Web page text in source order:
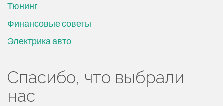
Тюнинг
Финансовые советы
Электрика авто
Спасибо, что выбрали
нас